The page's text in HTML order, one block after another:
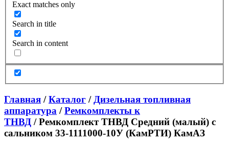
Exact matches only
Search in title
Search in content
Главная /Каталог / Дизельная топливная
аппаратура /Ремкомплекты к
ТНВД / Ремкомплект ТНВД Средний (малый) с
сальником 33-1111000-10У (КамРТИ) КамАЗ